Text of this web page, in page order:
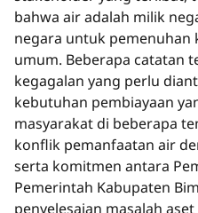
bahwa air adalah milik
negara untuk pemenuhan
umum. Beberapa catatan
kegagalan yang perlu
kebutuhan pembiayaan
masyarakat di beberapa
konflik pemanfaatan air
serta komitmen antara
Pemerintah Kabupaten
penyelesaian masalah